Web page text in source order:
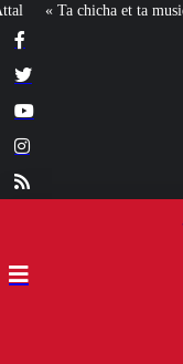
on n’en veut pas » : la